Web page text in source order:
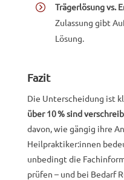
Trägerlösung vs.
Zulassung gibt
Lösung.
Fazit
Die Unterscheidung ist
über 10 % sind
davon, wie gängig ihre
Heilpraktiker:innen
unbedingt die
prüfen – und bei Bedarf